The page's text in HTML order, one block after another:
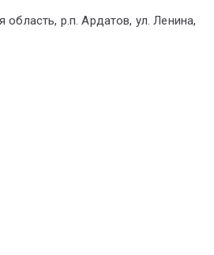
область, р.п. Ардатов, ул. Ленина,